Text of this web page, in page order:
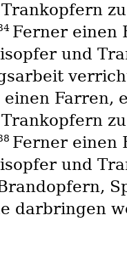
Ferner einen
und
Farren,
Ferner einen
und
darbringen